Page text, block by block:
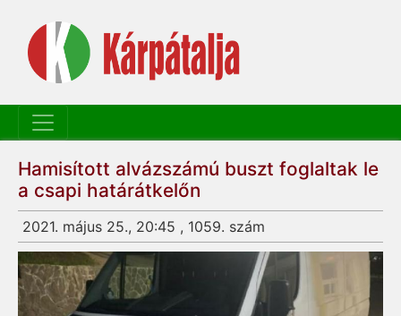
Hamisított alvázszámú buszt foglaltak le
a csapi határátkelőn
2021. május 25., 20:45 , 1059. szám